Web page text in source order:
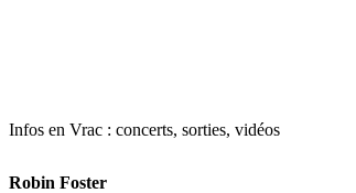
Infos en Vrac : concerts, sorties, vidéos
Robin Foster